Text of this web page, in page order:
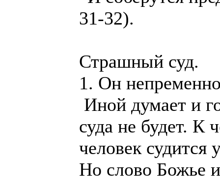
31-32).
Страшный суд.
1. Он
Иной думает и
суда не будет. К
человек судится
Но слово Божье